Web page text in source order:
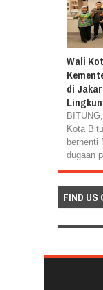
Wali
di
Kota
berhenti
dugaan
FIND US